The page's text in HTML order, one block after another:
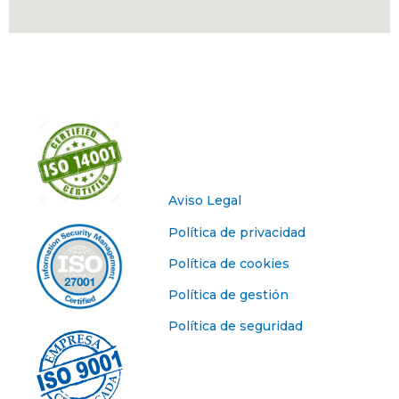
Aviso Legal
Política de privacidad
Política de cookies
Política de gestión
Política de seguridad